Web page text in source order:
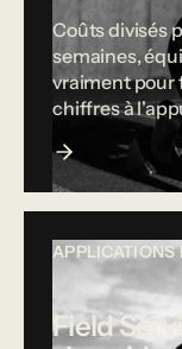
Coûts divisés
semaines,
vraiment pour
chiffres à
APPLICATIONS
Field